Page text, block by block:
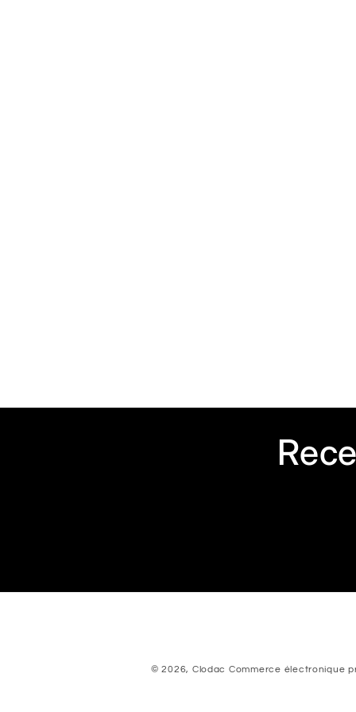
© 2026, Clodac Commerce électronique